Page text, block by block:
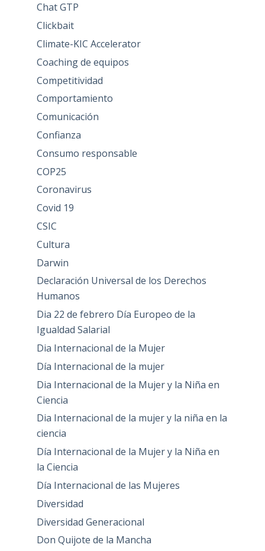
Chat GTP
Clickbait
Climate-KIC Accelerator
Coaching de equipos
Competitividad
Comportamiento
Comunicación
Confianza
Consumo responsable
COP25
Coronavirus
Covid 19
CSIC
Cultura
Darwin
Declaración Universal de los Derechos
Humanos
Dia 22 de febrero Día Europeo de la
Igualdad Salarial
Dia Internacional de la Mujer
Día Internacional de la mujer
Dia Internacional de la Mujer y la Niña en
Ciencia
Dia Internacional de la mujer y la niña en la
ciencia
Día Internacional de la Mujer y la Niña en
la Ciencia
Día Internacional de las Mujeres
Diversidad
Diversidad Generacional
Don Quijote de la Mancha